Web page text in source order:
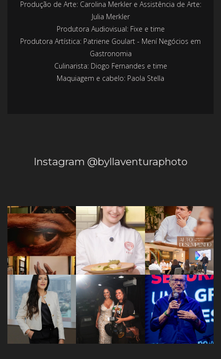
Produção de Arte: Carolina Merkler e Assistência de Arte:
Julia Merkler
Produtora Audiovisual: Fixe e time
Produtora Artística: Patriene Goulart - Mení Negócios em
Gastronomia
Culinarista: Diogo Fernandes e time
Maquiagem e cabelo: Paola Stella
Instagram @byllaventuraphoto